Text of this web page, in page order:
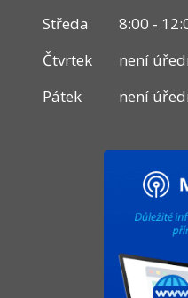
Středa
8:00 -
Čtvrtek
není
Pátek
není